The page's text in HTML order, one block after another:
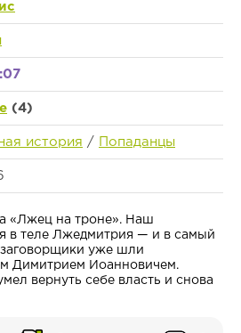
(4)
история / Попаданцы
«Лжец на троне». Наш
в теле Лжедмитрия — и в самый
заговорщики уже шли
Димитрием Иоанновичем.
вернуть себе власть и снова